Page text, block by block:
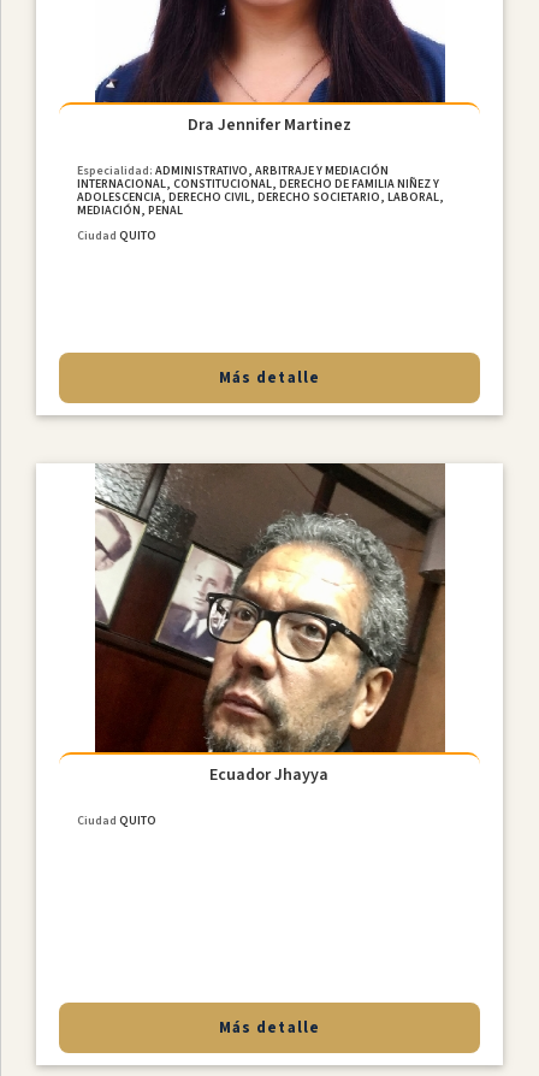
Dra Jennifer Martinez
Especialidad:ADMINISTRATIVO, ARBITRAJE Y MEDIACIÓN
INTERNACIONAL, CONSTITUCIONAL, DERECHO DE FAMILIA NIÑEZ Y
ADOLESCENCIA, DERECHO CIVIL, DERECHO SOCIETARIO, LABORAL,
MEDIACIÓN, PENAL
Ciudad QUITO
Más detalle
Ecuador Jhayya
Ciudad QUITO
Más detalle